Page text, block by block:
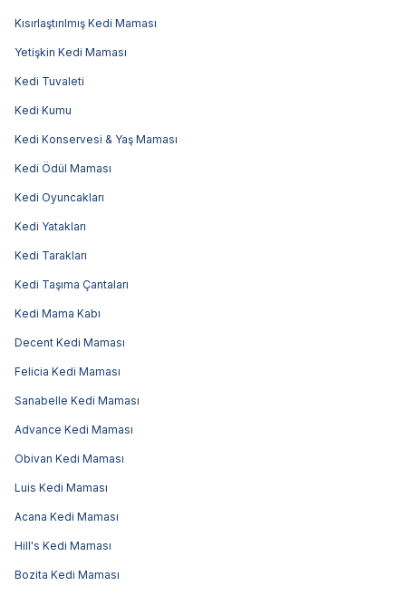
Kısırlaştırılmış Kedi Maması
Yetişkin Kedi Maması
Kedi Tuvaleti
Kedi Kumu
Kedi Konservesi & Yaş Maması
Kedi Ödül Maması
Kedi Oyuncakları
Kedi Yatakları
Kedi Tarakları
Kedi Taşıma Çantaları
Kedi Mama Kabı
Decent Kedi Maması
Felicia Kedi Maması
Sanabelle Kedi Maması
Advance Kedi Maması
Obivan Kedi Maması
Luis Kedi Maması
Acana Kedi Maması
Hill's Kedi Maması
Bozita Kedi Maması